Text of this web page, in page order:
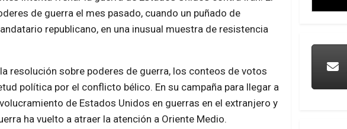
de guerra el mes pasado, cuando un puñado de
republicano, en una inusual muestra de resistencia
resolución sobre poderes de guerra, los conteos de votos
política por el conflicto bélico. En su campaña para llegar a
de Estados Unidos en guerras en el extranjero y
ha vuelto a atraer la atención a Oriente Medio.